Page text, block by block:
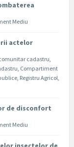
Mediu
actelor
cadastru,
, Compartiment
, Registru Agricol,
de disconfort
Mediu